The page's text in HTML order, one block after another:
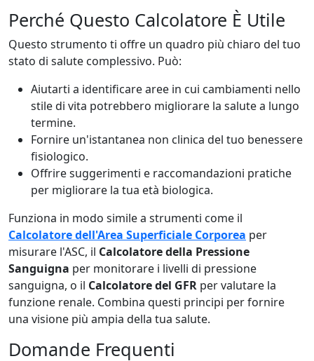
Perché Questo Calcolatore È Utile
Questo strumento ti offre un quadro più chiaro del tuo
stato di salute complessivo. Può:
Aiutarti a identificare aree in cui cambiamenti nello
stile di vita potrebbero migliorare la salute a lungo
termine.
Fornire un'istantanea non clinica del tuo benessere
fisiologico.
Offrire suggerimenti e raccomandazioni pratiche
per migliorare la tua età biologica.
Funziona in modo simile a strumenti come il
Calcolatore dell'Area Superficiale Corporea per
misurare l'ASC, il Calcolatore della Pressione
Sanguigna per monitorare i livelli di pressione
sanguigna, o il Calcolatore del GFR per valutare la
funzione renale. Combina questi principi per fornire
una visione più ampia della tua salute.
Domande Frequenti